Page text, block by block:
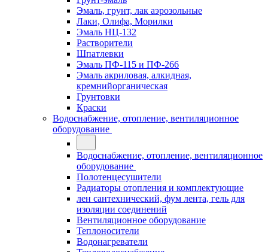
Эмаль, грунт, лак аэрозольные
Лаки, Олифа, Морилки
Эмаль НЦ-132
Растворители
Шпатлевки
Эмаль ПФ-115 и ПФ-266
Эмаль акриловая, алкидная,
кремнийорганическая
Грунтовки
Краски
Водоснабжение, отопление, вентиляционное
оборудование
Водоснабжение, отопление, вентиляционное
оборудование
Полотенцесушители
Радиаторы отопления и комплектующие
лен сантехнический, фум лента, гель для
изоляции соединений
Вентиляционное оборудование
Теплоносители
Водонагреватели